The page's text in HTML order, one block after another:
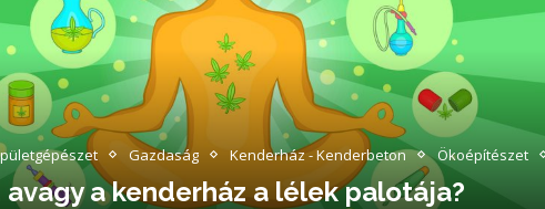
Gazdaság Kenderház - Kenderbeton Ökoépítészet
avagy a kenderház a lélek palotája?